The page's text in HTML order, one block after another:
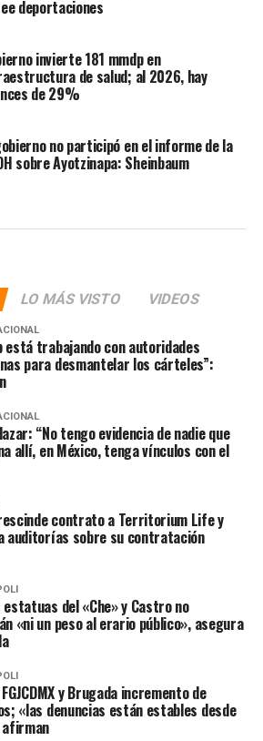
que ha estado en
con los gobernadores para
pues a pesar de los partidos
está el cuidado de la
interesar:Salud
para pruebas
de Covid-19
OLGA SÁNCHEZ CORDERO
SEGOB
ante la OMS por ‘inacción’
de laboratorios para pruebas de
deportaciones
invierte 181 mmdp en
de salud; al 2026, hay
de 29%
no participó en el informe de la
sobre Ayotzinapa: Sheinbaum
LO MÁS VISTO VIDEOS
está trabajando con autoridades
para desmantelar los cárteles”:
“No tengo evidencia de nadie que
allí, en México, tenga vínculos con el
contrato a Territorium Life y
auditorías sobre su contratación
estatuas del «Che» y Castro no
«ni un peso al erario público», asegura
y Brugada incremento de
«las denuncias están estables desde